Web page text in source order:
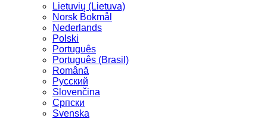
Lietuvių (Lietuva)
‪Norsk Bokmål‬
Nederlands
Polski
Português
Português (Brasil)
Română
Русский
Slovenčina
Српски
Svenska